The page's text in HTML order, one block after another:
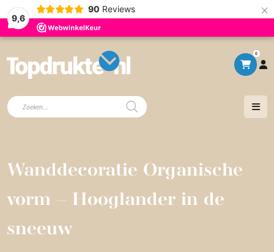
9,6
90 Reviews ×
0
Producten
zoeken
Wanddecoratie Organische
vorm – Hooglander in de
sneeuw